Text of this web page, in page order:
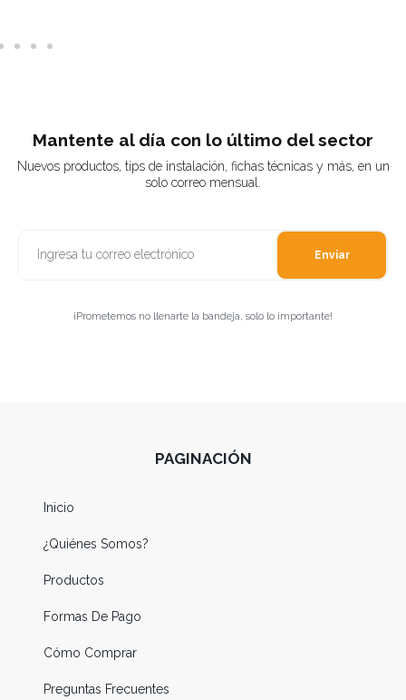
Mantente al día con lo último del sector
Nuevos productos, tips de instalación, fichas técnicas y más, en un
solo correo mensual.
Enviar
¡Prometemos no llenarte la bandeja, solo lo importante!
PAGINACIÓN
Inicio
¿Quiénes Somos?
Productos
Formas De Pago
Cómo Comprar
Preguntas Frecuentes